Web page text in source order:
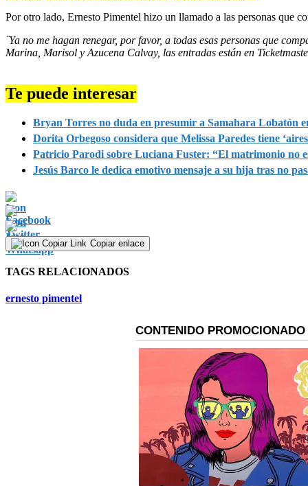
Por otro lado, Ernesto Pimentel hizo un llamado a las personas que
¨Ya no me hagan renegar, por favor, a todas esas personas que
Marina, Marisol y Azucena Calvay, las entradas están en
Te puede interesar
Bryan Torres no duda en presumir a Samahara Lobatón
Dorita Orbegoso considera que Melissa Paredes tiene
Patricio Parodi sobre Luciana Fuster: “El matrimonio no
Jesús Barco le dedica emotivo mensaje a su hija tras no
Copiar enlace
TAGS RELACIONADOS
ernesto pimentel